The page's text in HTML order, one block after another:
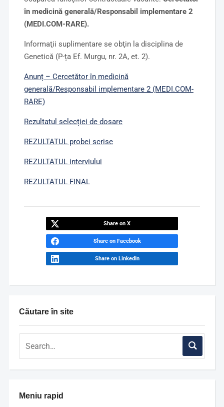
Căutare în site
Meniu rapid
în medicină generală/Responsabil implementare 2
(MEDI.COM-RARE).
Informaţii suplimentare se obţin la disciplina de
Genetică (P-ța Ef. Murgu, nr. 2A, et. 2).
Anunț – Cercetător în medicină
generală/Responsabil implementare 2 (MEDI.COM-
RARE)
Rezultatul selecției de dosare
REZULTATUL probei scrise
REZULTATUL interviului
REZULTATUL FINAL
Share on X
Share on Facebook
Share on LinkedIn